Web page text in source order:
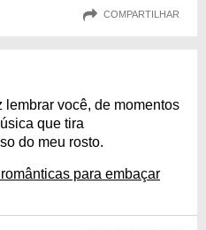
COMPARTILHAR
você, de momentos
que tira
do meu rosto.
para embaçar